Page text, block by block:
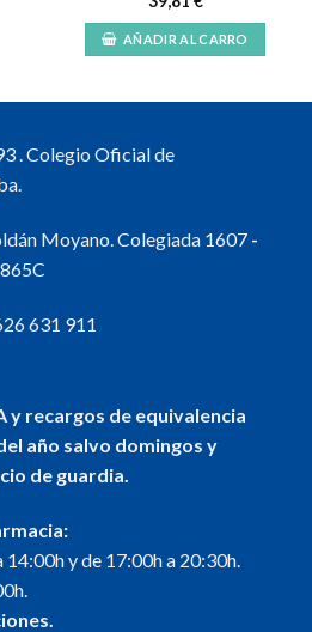
AÑADIR AL CARRO
. Colegio Oficial de
Moyano. Colegiada 1607 -
631 911
y recargos de equivalencia
año salvo domingos y
de guardia.
14:00h y de 17:00h a 20:30h.